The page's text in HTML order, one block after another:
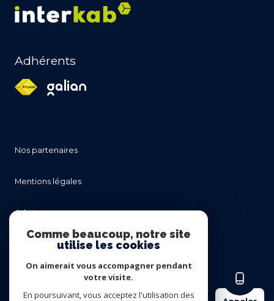
Adhérents
nos partenaires
mentions légales
admin
nos honoraires
Comme beaucoup, notre site
utilise les cookies
On aimerait vous accompagner pendant
votre visite.
En poursuivant, vous acceptez l'utilisation des